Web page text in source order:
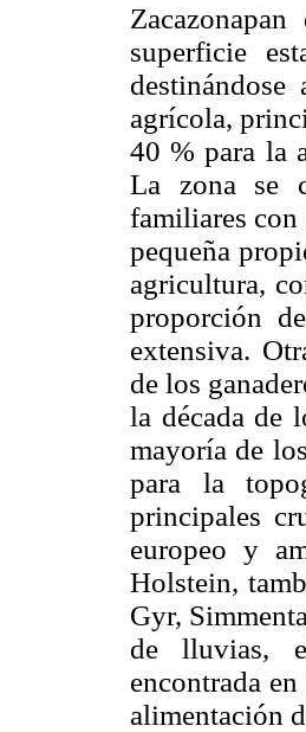
superficie
agrícola,
40 % para la
La zona se
familiares con
pequeña
agricultura,
proporción
extensiva.
de los
la década de
mayoría de
para la
principales
europeo y
Holstein,
Gyr,
de lluvias,
encontrada
alimentación